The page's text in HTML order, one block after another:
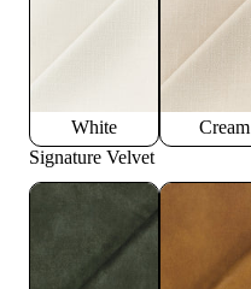
White Cream
Signature Velvet